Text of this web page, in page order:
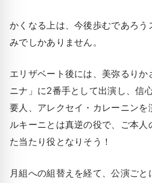
かくなる上は、今後歩むであろう
みでしかありません。
エリザベート後には、美弥るり
ニナ」に2番手として出演し、信
要人、アレクセイ・カレーニンを
ルキーニとは真逆の役で、ご本
た当たり役となりそう！
月組への組替えを経て、公演ご